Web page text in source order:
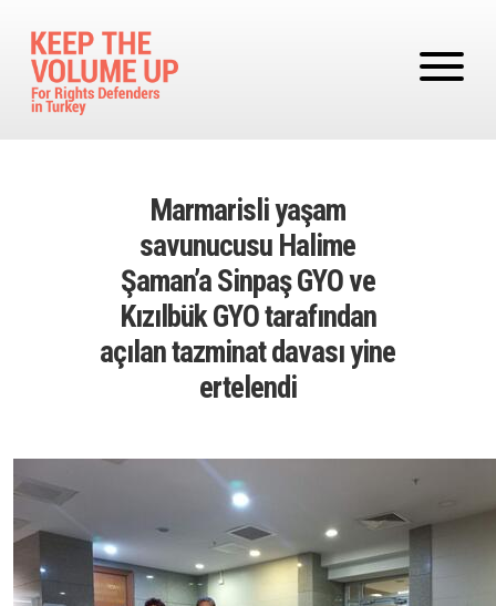
Marmarisli yaşam
savunucusu Halime
Şaman’a Sinpaş GYO ve
Kızılbük GYO tarafından
açılan tazminat davası yine
ertelendi